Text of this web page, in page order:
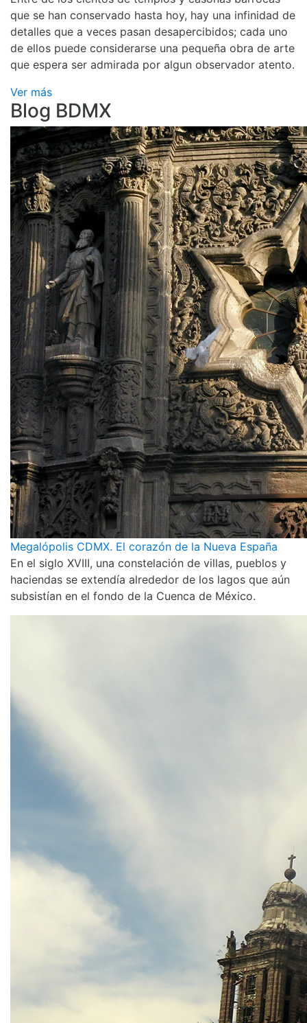
que se han conservado hasta hoy, hay una infinidad de
detalles que a veces pasan desapercibidos; cada uno
de ellos puede considerarse una pequeña obra de arte
que espera ser admirada por algun observador atento.
Ver más
Blog BDMX
Megalópolis CDMX. El corazón de la Nueva España
En el siglo XVIII, una constelación de villas, pueblos y
haciendas se extendía alrededor de los lagos que aún
subsistían en el fondo de la Cuenca de México.